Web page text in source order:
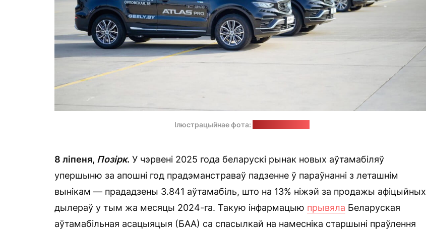
Ілюстрацыйнае фота:
8 ліпеня, Позірк. У чэрвені 2025 года беларускі рынак новых аўтамабіляў
упершыню за апошні год прадэманстраваў падзенне ў параўнанні з леташнім
вынікам — прададзены 3.841 аўтамабіль, што на 13% ніжэй за продажы афіцыйных
дылераў у тым жа месяцы 2024-га. Такую інфармацыю прывяла Беларуская
аўтамабільная асацыяцыя (БАА) са спасылкай на намесніка старшыні праўлення